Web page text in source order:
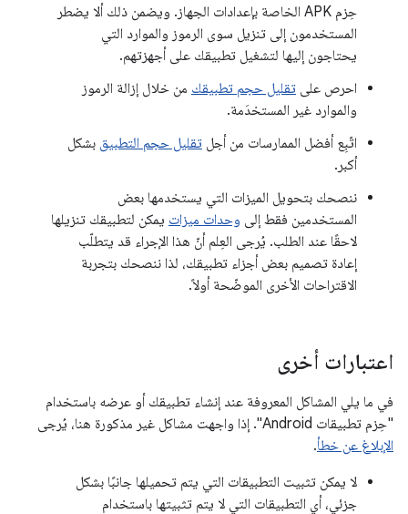
حِزم APK الخاصة بإعدادات الجهاز. ويضمن ذلك ألا يضطر
المستخدمون إلى تنزيل سوى الرموز والموارد التي
يحتاجون إليها لتشغيل تطبيقك على أجهزتهم.
احرص على تقليل حجم تطبيقك من خلال إزالة الرموز
والموارد غير المستخدَمة.
اتّبِع أفضل الممارسات من أجل تقليل حجم التطبيق بشكل
أكبر.
ننصحك بتحويل الميزات التي يستخدمها بعض
المستخدمين فقط إلى وحدات ميزات يمكن لتطبيقك تنزيلها
لاحقًا عند الطلب. يُرجى العِلم أنّ هذا الإجراء قد يتطلّب
إعادة تصميم بعض أجزاء تطبيقك، لذا ننصحك بتجربة
الاقتراحات الأخرى الموضّحة أولاً.
اعتبارات أخرى
في ما يلي المشاكل المعروفة عند إنشاء تطبيقك أو عرضه باستخدام
"حِزم تطبيقات Android". إذا واجهت مشاكل غير مذكورة هنا، يُرجى
الإبلاغ عن خطأ.
لا يمكن تثبيت التطبيقات التي يتم تحميلها جانبًا بشكل
جزئي، أي التطبيقات التي لا يتم تثبيتها باستخدام